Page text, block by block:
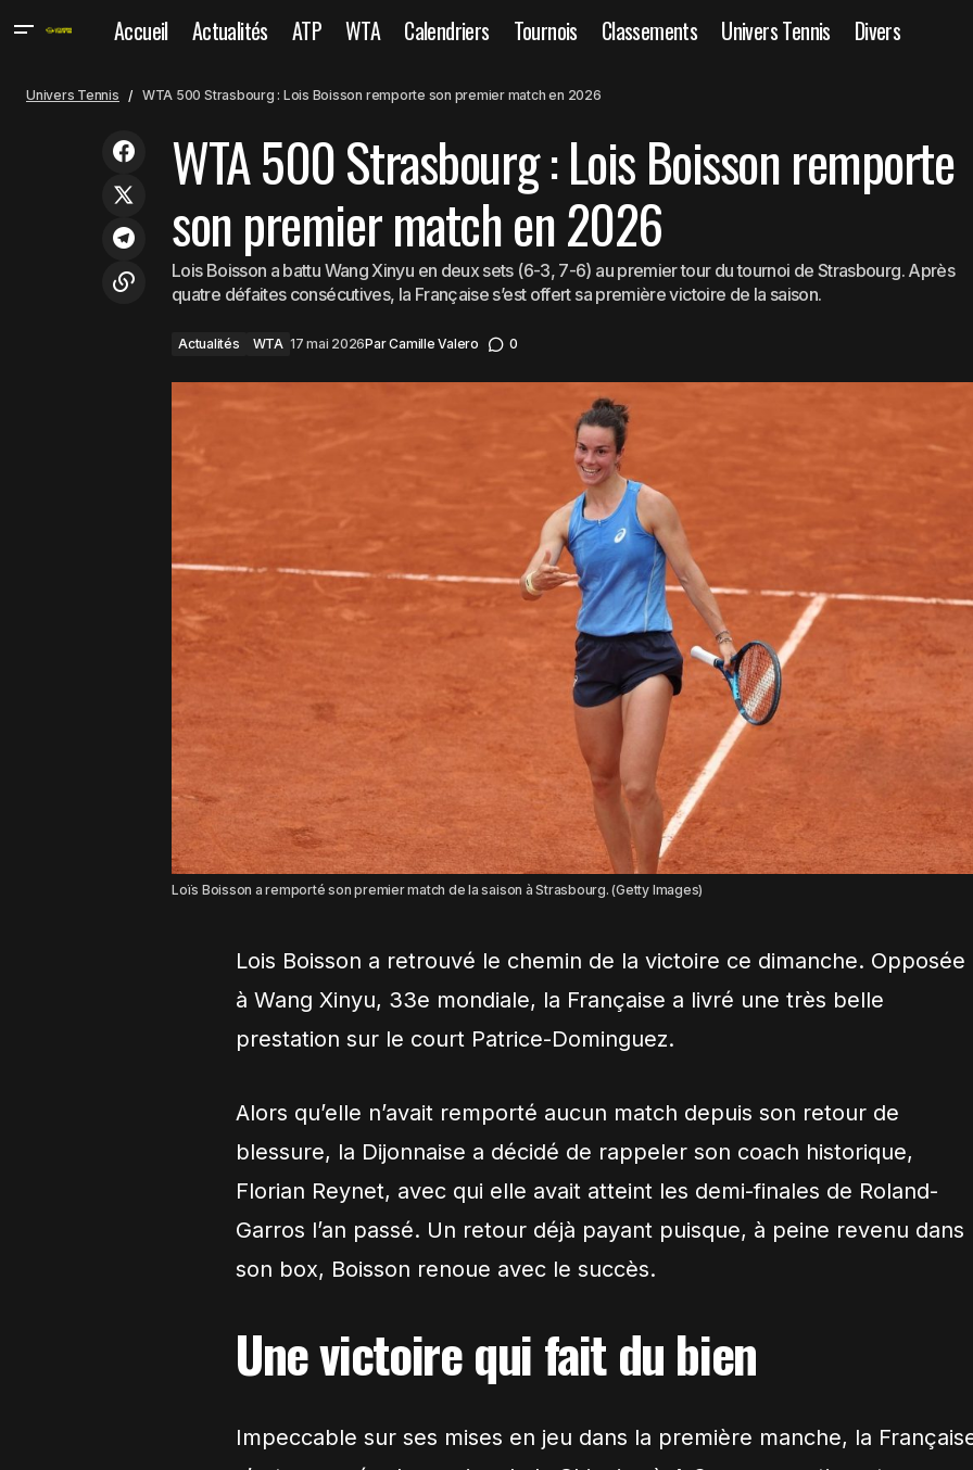
Accueil Actualités ATP WTA Calendriers Tournois Classements Univers Tennis Divers
une finale pour entrer encore un peu
Actualités WTA WTA 500 Strasbourg : Lois Boisson remporte son premier
Univers Tennis WTA 500 Strasbourg : Lois Boisson remporte son premier match en 2026
WTA 500 Strasbourg : Lois Boisson remporte
son premier match en 2026
Lois Boisson a battu Wang Xinyu en deux sets (6-3, 7-6) au premier tour du tournoi de Strasbourg. Après
quatre défaites consécutives, la Française s’est offert sa première victoire de la saison.
Actualités WTA 17 mai 2026ParCamille Valero 0
Loïs Boisson a remporté son premier match de la saison à Strasbourg. (Getty Images)
Lois Boisson a retrouvé le chemin de la victoire ce dimanche. Opposée
à Wang Xinyu, 33e mondiale, la Française a livré une très belle
prestation sur le court Patrice-Dominguez.
Alors qu’elle n’avait remporté aucun match depuis son retour de
blessure, la Dijonnaise a décidé de rappeler son coach historique,
Florian Reynet, avec qui elle avait atteint les demi-finales de Roland-
Garros l’an passé. Un retour déjà payant puisque, à peine revenu dans
son box, Boisson renoue avec le succès.
Une victoire qui fait du bien
Impeccable sur ses mises en jeu dans la première manche, la